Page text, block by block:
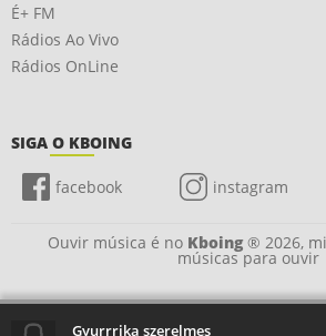
É+ FM
Rádios Ao Vivo
Rádios OnLine
SIGA O KBOING
facebook instagram
Ouvir música é no Kboing® 2026,
músicas para ouvir
Gyurrrika szerelmes